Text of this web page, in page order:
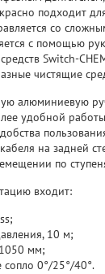
подходит
со
с помощью
Switch-
чистящие
алюминиевую
удобной
на задней
по
входит:
10 м;
мм;
0°/25°/40°.